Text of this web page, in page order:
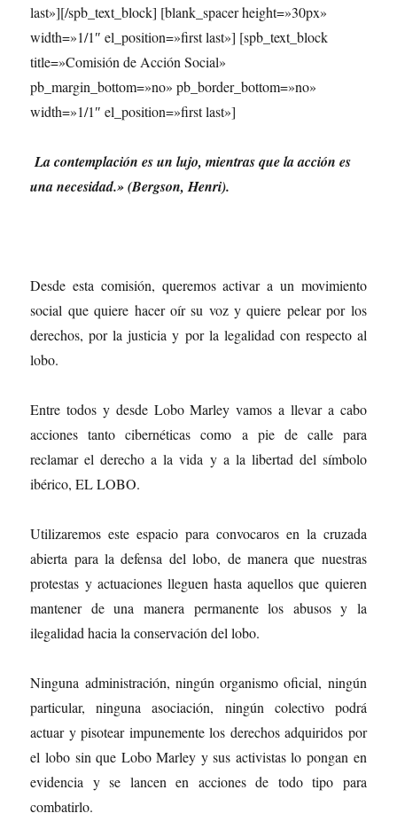
last»][/spb_text_block] [blank_spacer height=»30px»
width=»1/1″ el_position=»first last»] [spb_text_block
title=»Comisión de Acción Social»
pb_margin_bottom=»no» pb_border_bottom=»no»
width=»1/1″ el_position=»first last»]
La contemplación es un lujo, mientras que la acción es
una necesidad.» (Bergson, Henri).
Desde esta comisión, queremos activar a un movimiento
social que quiere hacer oír su voz y quiere pelear por los
derechos, por la justicia y por la legalidad con respecto al
lobo.
Entre todos y desde Lobo Marley vamos a llevar a cabo
acciones tanto cibernéticas como a pie de calle para
reclamar el derecho a la vida y a la libertad del símbolo
ibérico, EL LOBO.
Utilizaremos este espacio para convocaros en la cruzada
abierta para la defensa del lobo, de manera que nuestras
protestas y actuaciones lleguen hasta aquellos que quieren
mantener de una manera permanente los abusos y la
ilegalidad hacia la conservación del lobo.
Ninguna administración, ningún organismo oficial, ningún
particular, ninguna asociación, ningún colectivo podrá
actuar y pisotear impunemente los derechos adquiridos por
el lobo sin que Lobo Marley y sus activistas lo pongan en
evidencia y se lancen en acciones de todo tipo para
combatirlo.